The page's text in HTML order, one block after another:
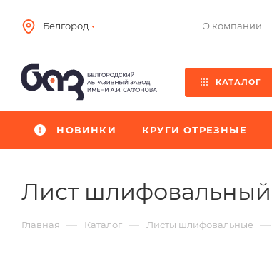
Белгород О компании
КАТАЛОГ
НОВИНКИ КРУГИ ОТРЕЗНЫЕ
Лист шлифовальный
Главная — Каталог — Листы шлифовальные —